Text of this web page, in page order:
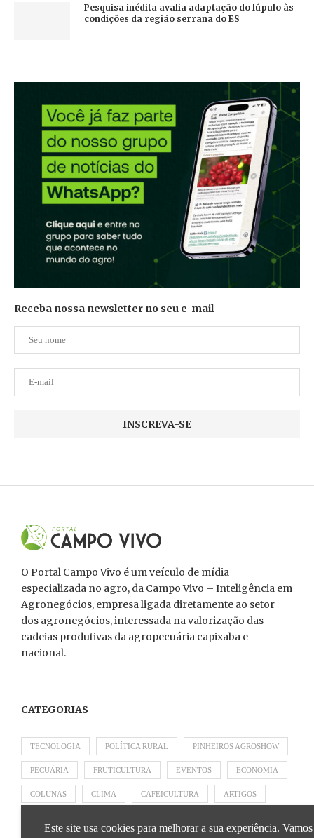
Pesquisa inédita avalia adaptação do lúpulo às
condições da região serrana do ES
Receba nossa newsletter no seu e-mail
O Portal Campo Vivo é um veículo de mídia
especializada no agro, da Campo Vivo – Inteligência em
Agronegócios, empresa ligada diretamente ao setor
dos agronegócios, interessada na valorização das
cadeias produtivas da agropecuária capixaba e
nacional.
CATEGORIAS
TECNOLOGIA POLÍTICA RURAL PINHEIROS AGROSHOW
PECUÁRIA FRUTICULTURA EVENTOS ECONOMIA
COLUNAS CLIMA CAFEICULTURA ARTIGOS
Este site usa cookies para melhorar a sua experiência. Vamos